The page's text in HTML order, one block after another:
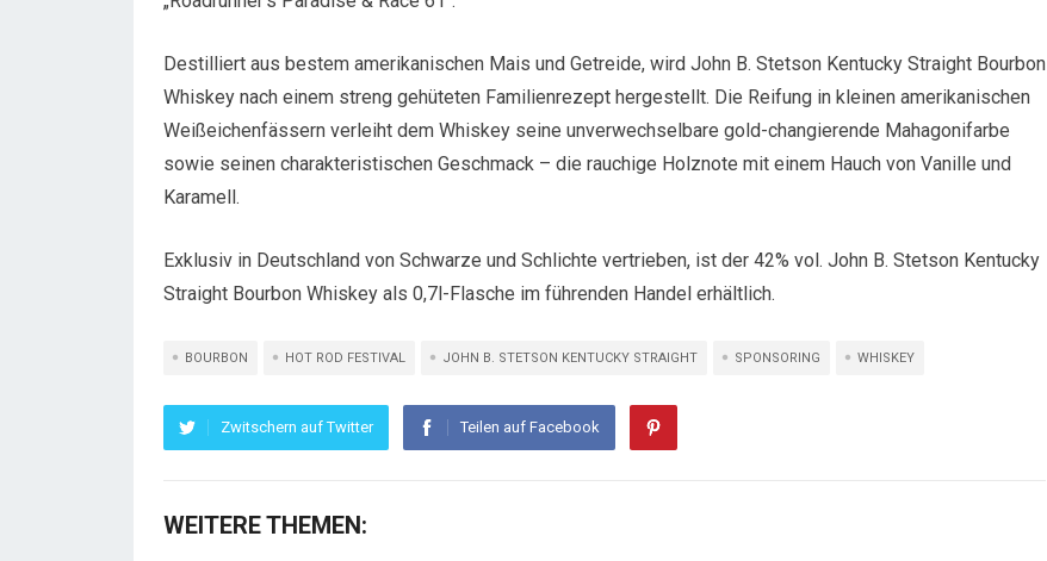
Destilliert aus bestem amerikanischen Mais und Getreide, wird John B. Stetson Kentucky Straight Bourbon
Whiskey nach einem streng gehüteten Familienrezept hergestellt. Die Reifung in kleinen amerikanischen
Weißeichenfässern verleiht dem Whiskey seine unverwechselbare gold-changierende Mahagonifarbe
sowie seinen charakteristischen Geschmack – die rauchige Holznote mit einem Hauch von Vanille und
Karamell.
Exklusiv in Deutschland von Schwarze und Schlichte vertrieben, ist der 42% vol. John B. Stetson Kentucky
Straight Bourbon Whiskey als 0,7l-Flasche im führenden Handel erhältlich.
BOURBON HOT ROD FESTIVAL JOHN B. STETSON KENTUCKY STRAIGHT SPONSORING WHISKEY
Zwitschern auf Twitter Teilen auf Facebook
WEITERE THEMEN: